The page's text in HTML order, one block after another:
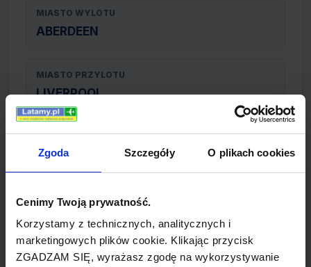
Zgoda Szczegóły O plikach cookies
Cenimy Twoją prywatność.
Korzystamy z technicznych, analitycznych i
marketingowych plików cookie. Klikając przycisk
ZGADZAM SIĘ, wyrażasz zgodę na wykorzystywanie
MIASTO WYLOTU
ABERDEEN
MIASTO PRZYLOTU
LIVERPOOL
TYP POŁĄCZENIA
bezpośrednie
REZERWACJA
online lub telefoniczna
PŁATNOŚĆ